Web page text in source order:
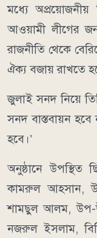
মধ্যে
আওয়ামী লীগের
রাজনীতি থেকে
ঐক্য বজায় রাখতে
জুলাই সনদ নিয়ে
সনদ বাস্তবায়ন
হবে।’
অনুষ্ঠানে উপস্থিত
কামরুল আহসান,
শামছুল আলম, উপ-
নজরুল ইসলাম,